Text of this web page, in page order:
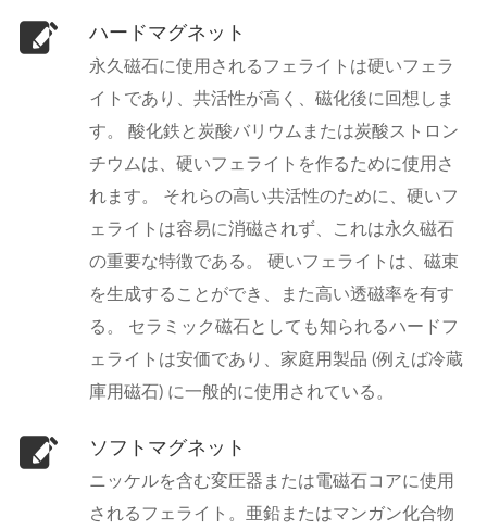
ハードマグネット
永久磁石に使用されるフェライトは硬いフェラ
イトであり、共活性が高く、磁化後に回想しま
す。 酸化鉄と炭酸バリウムまたは炭酸ストロン
チウムは、硬いフェライトを作るために使用さ
れます。 それらの高い共活性のために、硬いフ
ェライトは容易に消磁されず、これは永久磁石
の重要な特徴である。 硬いフェライトは、磁束
を生成することができ、また高い透磁率を有す
る。 セラミック磁石としても知られるハードフ
ェライトは安価であり、家庭用製品 (例えば冷蔵
庫用磁石) に一般的に使用されている。
ソフトマグネット
ニッケルを含む変圧器または電磁石コアに使用
されるフェライト。亜鉛またはマンガン化合物